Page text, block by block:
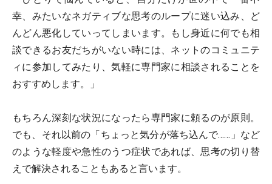
幸、みたいなネガティブな思考のループに迷い込み、ど
んどん悪化していってしまいます。もし身近に何でも相
談できるお友だちがいない時には、ネットのコミュニテ
ィに参加してみたり、気軽に専門家に相談されることを
おすすめします。」
もちろん深刻な状況になったら専門家に頼るのが原則。
でも、それ以前の「ちょっと気分が落ち込んで……」など
のような軽度や急性のうつ症状であれば、思考の切り替
えで解決されることもあると言います。